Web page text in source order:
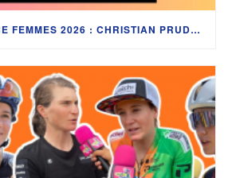
TOUR DE FRANCE FEMMES 2026 : CHRISTIAN PRUDHOMME, CÉLIA GÉRY, SHARI BOSSUYT ET LES COULISSES EN BOURGOGNE